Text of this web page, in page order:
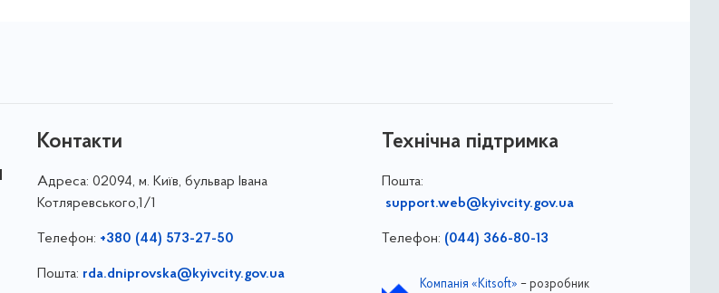
Контакти
Адреса: 02094, м. Київ, бульвар Івана
Котляревського,1/1
Телефон: +380 (44) 573-27-50
Пошта: rda.dniprovska@kyivcity.gov.ua
Технічна підтримка
Пошта:
support.web@kyivcity.gov.ua
Телефон: (044) 366-80-13
Компанія «Kitsoft» – розробник